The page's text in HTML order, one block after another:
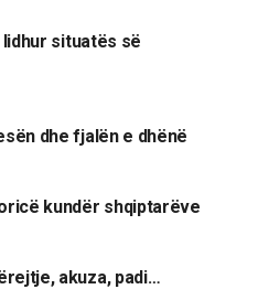
situatës së
dhe fjalën e dhënë
kundër shqiptarëve
akuza, padi…